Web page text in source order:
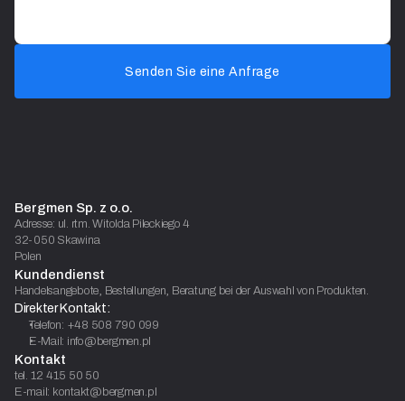
Senden Sie eine Anfrage
Bergmen Sp. z o.o.
Adresse: ul. rtm. Witolda Pileckiego 4
32-050 Skawina
Polen
Kundendienst
Handelsangebote, Bestellungen, Beratung bei der Auswahl von Produkten.
Direkter Kontakt:
Telefon: +48 508 790 099
E-Mail: info@bergmen.pl
Kontakt
tel. 12 415 50 50
E-mail: kontakt@bergmen.pl